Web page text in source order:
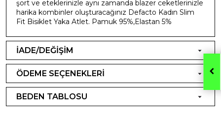
şort ve eteklerinizle aynı zamanda blazer ceketlerinizle
harika kombinler oluşturacağınız Defacto Kadın Slim
Fit Bisiklet Yaka Atlet. Pamuk 95%,Elastan 5%
İADE/DEĞİŞİM
ÖDEME SEÇENEKLERİ
BEDEN TABLOSU